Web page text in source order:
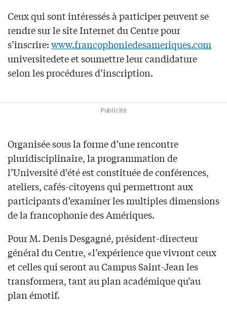
Ceux qui sont intéressés à participer peuvent se
rendre sur le site Internet du Centre pour
s’inscrire:www.francophoniedesameriques.com
universitedete et soumettre leur candidature
selon les procédures d’inscription.
Publicité
Organisée sous la forme d’une rencontre
pluridisciplinaire, la programmation de
l’Université d’été est constituée de conférences,
ateliers, cafés-citoyens qui permettront aux
participants d’examiner les multiples dimensions
de la francophonie des Amériques.
Pour M. Denis Desgagné, président-directeur
général du Centre, «l’expérience que vivront ceux
et celles qui seront au Campus Saint-Jean les
transformera, tant au plan académique qu’au
plan émotif.